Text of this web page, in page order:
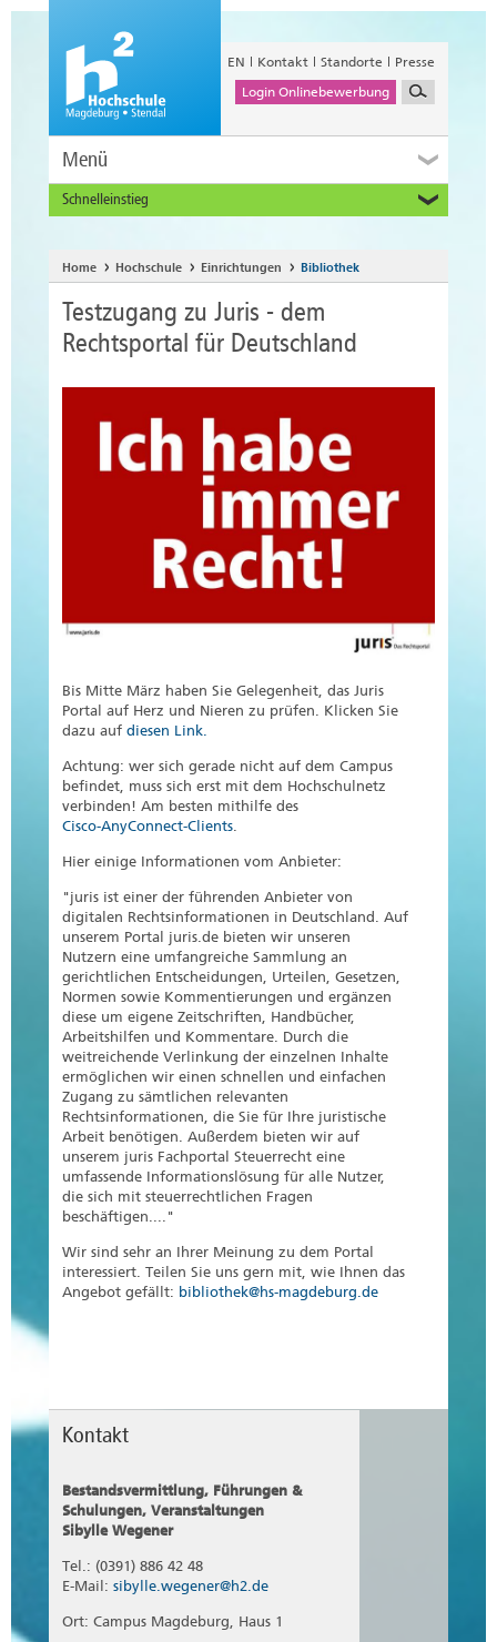
EN Kontakt Standorte
Presse
Login Onlinebewerbung
Menü
Schnelleinstieg
Alumni
Unternehmen und Institutionen
Studierende
Beschäftigte
Home Hochschule Einrichtungen Bibliothek
Testzugang zu Juris - dem
Rechtsportal für Deutschland
Bis Mitte März haben Sie Gelegenheit, das Juris
Portal auf Herz und Nieren zu prüfen. Klicken Sie
dazu auf diesen Link.
Achtung: wer sich gerade nicht auf dem Campus
befindet, muss sich erst mit dem Hochschulnetz
verbinden! Am besten mithilfe des
Cisco-AnyConnect-Clients
Hier einige Informationen vom Anbieter:
"juris ist einer der führenden Anbieter von
digitalen Rechtsinformationen in Deutschland. Auf
unserem Portal juris.de bieten wir unseren
Nutzern eine umfangreiche Sammlung an
gerichtlichen Entscheidungen, Urteilen, Gesetzen,
Normen sowie Kommentierungen und ergänzen
diese um eigene Zeitschriften, Handbücher,
Arbeitshilfen und Kommentare. Durch die
weitreichende Verlinkung der einzelnen Inhalte
ermöglichen wir einen schnellen und einfachen
Zugang zu sämtlichen relevanten
Rechtsinformationen, die Sie für Ihre juristische
Arbeit benötigen. Außerdem bieten wir auf
unserem juris Fachportal Steuerrecht eine
umfassende Informationslösung für alle Nutzer,
die sich mit steuerrechtlichen Fragen
beschäftigen...."
Wir sind sehr an Ihrer Meinung zu dem Portal
interessiert. Teilen Sie uns gern mit, wie Ihnen das
Angebot gefällt: bibliothek@hs-magdeburg.de
Kontakt
Bestandsvermittlung, Führungen &
Schulungen, Veranstaltungen
Sibylle Wegener
Tel.: (0391) 886 42 48
E-Mail: sibylle.wegener@h2.de
Ort: Campus Magdeburg, Haus 1